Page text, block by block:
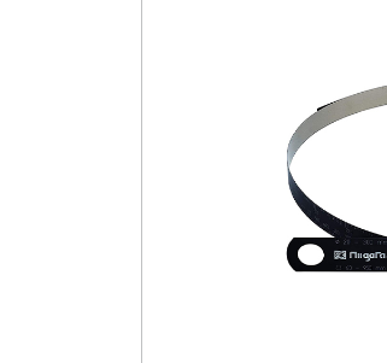
Phụ Tùng, Linh Kiện
Máy Hàn & Phụ Kiện